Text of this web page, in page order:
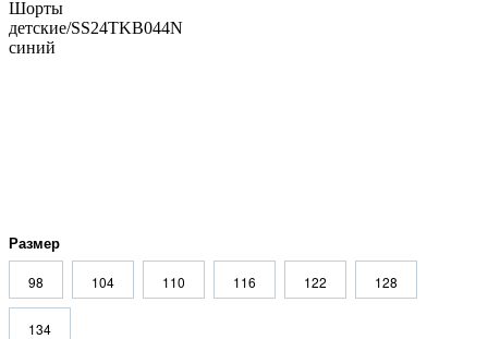
Размер
98 104 110 116 122 128
134